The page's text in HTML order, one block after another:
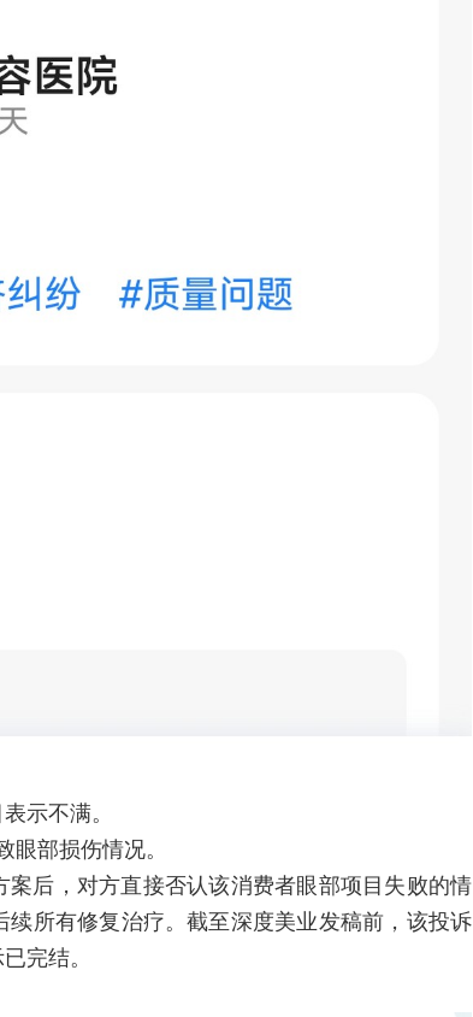
示不满。
部损伤情况。
后，对方直接否认该消费者眼部项目失败的情
所有修复治疗。截至深度美业发稿前，该投诉
完结。